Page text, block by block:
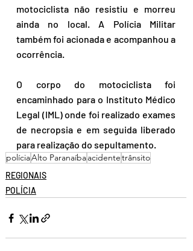
motociclista não resistiu e morreu
ainda no local. A Polícia Militar
também foi acionada e acompanhou a
ocorrência.
O corpo do motociclista foi
encaminhado para o Instituto Médico
Legal (IML) onde foi realizado exames
de necropsia e em seguida liberado
para realização do sepultamento.
políciaAlto Paranaíbaacidentetrânsito
REGIONAIS
POLÍCIA